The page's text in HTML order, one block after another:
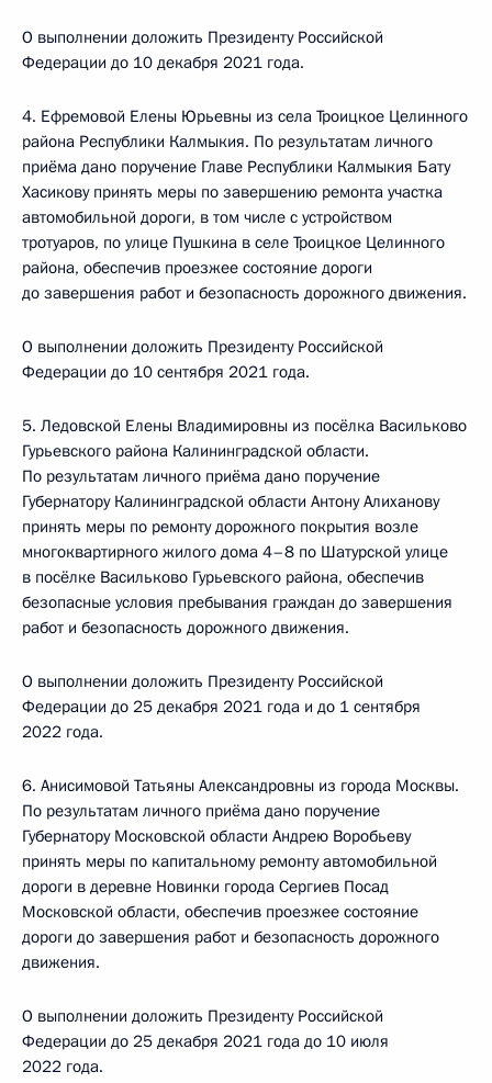
О выполнении доложить Президенту Российской
Федерации до 10 декабря 2021 года.
4. Ефремовой Елены Юрьевны из села Троицкое Целинного
района Республики Калмыкия. По результатам личного
приёма дано поручение Главе Республики Калмыкия Бату
Хасикову принять меры по завершению ремонта участка
автомобильной дороги, в том числе с устройством
тротуаров, по улице Пушкина в селе Троицкое Целинного
района, обеспечив проезжее состояние дороги
до завершения работ и безопасность дорожного движения.
О выполнении доложить Президенту Российской
Федерации до 10 сентября 2021 года.
5. Ледовской Елены Владимировны из посёлка Васильково
Гурьевского района Калининградской области.
По результатам личного приёма дано поручение
Губернатору Калининградской области Антону Алиханову
принять меры по ремонту дорожного покрытия возле
многоквартирного жилого дома 4–8 по Шатурской улице
в посёлке Васильково Гурьевского района, обеспечив
безопасные условия пребывания граждан до завершения
работ и безопасность дорожного движения.
О выполнении доложить Президенту Российской
Федерации до 25 декабря 2021 года и до 1 сентября
2022 года.
6. Анисимовой Татьяны Александровны из города Москвы.
По результатам личного приёма дано поручение
Губернатору Московской области Андрею Воробьеву
принять меры по капитальному ремонту автомобильной
дороги в деревне Новинки города Сергиев Посад
Московской области, обеспечив проезжее состояние
дороги до завершения работ и безопасность дорожного
движения.
О выполнении доложить Президенту Российской
Федерации до 25 декабря 2021 года до 10 июля
2022 года.